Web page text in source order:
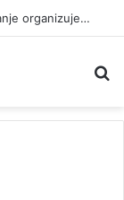
Društvo dobrovoljnih davalaca krvi PU Vranje organizuje akciju na Besnoj kobili